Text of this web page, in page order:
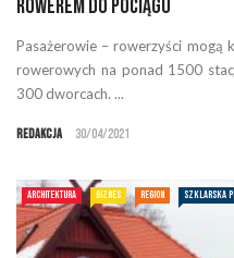
Rowerem do pociągu
Pasażerowie – rowerzyści
rowerowych na ponad 1500
300 dworcach. ...
Redakcja 30/04/2021
ARCHITEKTURA BIZNES REGION SZKLARSKA